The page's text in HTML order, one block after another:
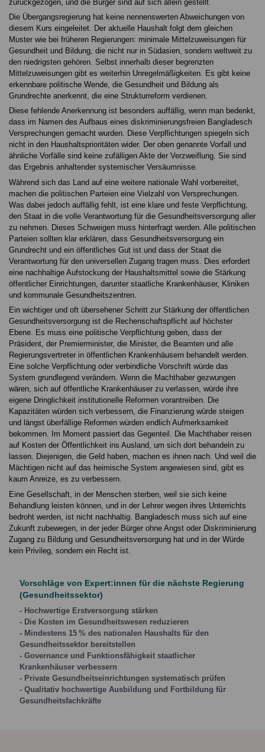
zurückgezogen, und die Bürger sind auf sich allein gestellt.
Die Übergangsregierung hat keine nennenswerten Abweichungen von
diesem Kurs eingeleitet. Der aktuelle Haushalt folgt dem gleichen
Muster wie bei früheren Regierungen: minimale Mittelzuweisungen für
Gesundheit und Bildung, die nicht nur in Südasien, sondern weltweit zu
den niedrigsten gehören. Selbst innerhalb dieser begrenzten
Mittelzuweisungen gibt es weiterhin Unregelmäßigkeiten. Es gibt keine
erkennbare politische Wende, die Gesundheit und Bildung als
Grundrechte anerkennt, die eine Strukturreform verdienen.
Diese fehlende Anerkennung ist besonders auffällig, wenn man bedenkt,
dass im Namen des Aufbaus eines diskriminierungsfreien Bangladesch
Versprechungen gemacht wurden. Diese Verpflichtungen spiegeln sich
nicht in den Haushaltsprioritäten wider. Der oben genannte Vorfall und
ähnliche Vorfälle sind keine zufälligen Akte der Verzweiflung. Sie sind
das Ergebnis anhaltender systemischer Versäumnisse.
Während sich das Land auf eine weitere nationale Wahl vorbereitet,
machen die politischen Parteien eine Vielzahl von Versprechungen.
Was dabei jedoch auffällig fehlt, ist eine klare und feste Verpflichtung,
den Staat in die volle Verantwortung für die Gesundheitsversorgung aller
zu nehmen. Dieses Schweigen muss hinterfragt werden. Alle politischen
Parteien sollten klar erklären, dass Gesundheitsversorgung ein
Grundrecht und ein öffentliches Gut ist und dass der Staat die
Verantwortung für den universellen Zugang tragen muss. Dies erfordert
eine nachhaltige Aufstockung der Haushaltsmittel sowie die Stärkung
öffentlicher Einrichtungen, darunter staatliche Krankenhäuser, Kliniken
und kommunale Gesundheitszentren.
Ein wichtiger und oft übersehener Schritt zur Stärkung der öffentlichen
Gesundheitsversorgung ist die Rechenschaftspflicht auf höchster
Ebene. Es muss eine politische Verpflichtung geben, dass der
Präsident, der Premierminister, die Minister, die Beamten und alle
Regierungsvertreter in öffentlichen Krankenhäusern behandelt werden.
Eine solche Verpflichtung oder verbindliche Vorschrift würde das
System grundlegend verändern. Wenn die Machthaber gezwungen
wären, sich auf öffentliche Krankenhäuser zu verlassen, würde ihre
eigene Dringlichkeit institutionelle Reformen vorantreiben. Die
Kapazitäten würden sich verbessern, die Finanzierung würde steigen
und längst überfällige Reformen würden endlich Aufmerksamkeit
bekommen. Im Moment passiert das Gegenteil. Die Machthaber reisen
auf Kosten der Öffentlichkeit ins Ausland, um sich dort behandeln zu
lassen. Diejenigen, die Geld haben, machen es ihnen nach. Und weil die
Mächtigen nicht auf das heimische System angewiesen sind, gibt es
kaum Anreize, es zu verbessern.
Eine Gesellschaft, in der Menschen sterben, weil sie sich keine
Behandlung leisten können, und in der Lehrer wegen ihres Unterrichts
bedroht werden, ist nicht nachhaltig. Bangladesch muss sich auf eine
Zukunft zubewegen, in der jeder Bürger ohne Angst oder Diskriminierung
Zugang zu Bildung und Gesundheitsversorgung hat und in der Würde
kein Privileg, sondern ein Recht ist.
Vorschläge von Expert:innen für die nächste Regierung
(Gesundheitssektor)
- Hochwertige Erstversorgung stärken
- Die Kosten im Gesundheitswesen reduzieren
- Mindestens 15 % des nationalen Haushalts für den
Gesundheitssektor bereitstellen
- Governance und Funktionsfähigkeit staatlicher
Krankenhäuser verbessern
- Private Gesundheitseinrichtungen systematisch prüfen
- Qualitativ hochwertige Ausbildung und Fortbildung für
Gesundheitsfachkräfte